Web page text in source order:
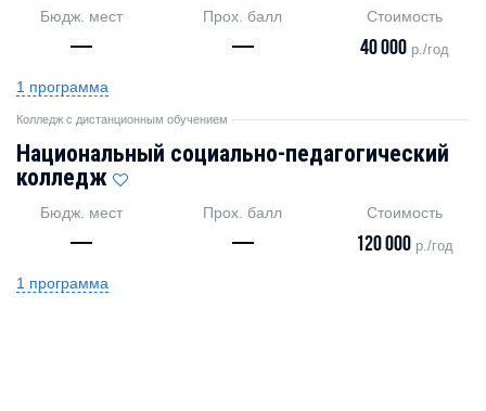
Бюдж. мест
—
Прох. балл
—
Стоимость
40 000 р./год
1 программа
Колледж с дистанционным обучением
Национальный социально-педагогический
колледж
Бюдж. мест
—
Прох. балл
—
Стоимость
120 000 р./год
1 программа